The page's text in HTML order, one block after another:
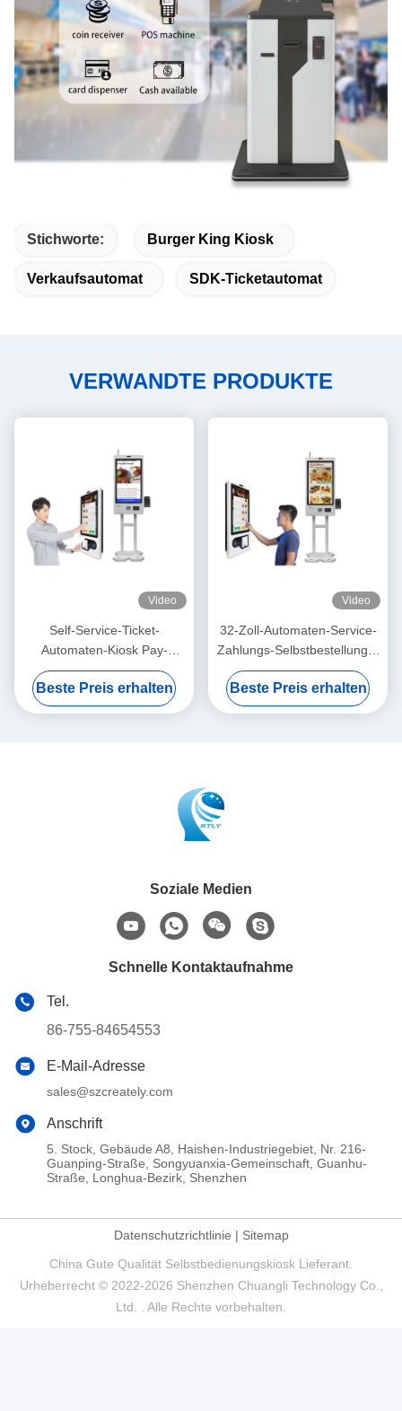
Stichworte: Burger King Kiosk
Verkaufsautomat SDK-Ticketautomat
VERWANDTE PRODUKTE
Video
Self-Service-Ticket-
Automaten-Kiosk Pay-
Maschine-Barcode-Scanner-
Kette
Beste Preis erhalten
Video
32-Zoll-Automaten-Service-
Zahlungs-Selbstbestellungs-
Kiosk-System
Beste Preis erhalten
Soziale Medien
Schnelle Kontaktaufnahme
Tel.
86-755-84654553
E-Mail-Adresse
sales@szcreately.com
Anschrift
5. Stock, Gebäude A8, Haishen-Industriegebiet, Nr. 216-
Guanping-Straße, Songyuanxia-Gemeinschaft, Guanhu-
Straße, Longhua-Bezirk, Shenzhen
Datenschutzrichtlinie | Sitemap
China Gute Qualität Selbstbedienungskiosk Lieferant.
Urheberrecht © 2022-2026 Shenzhen Chuangli Technology Co.,
Ltd. . Alle Rechte vorbehalten.